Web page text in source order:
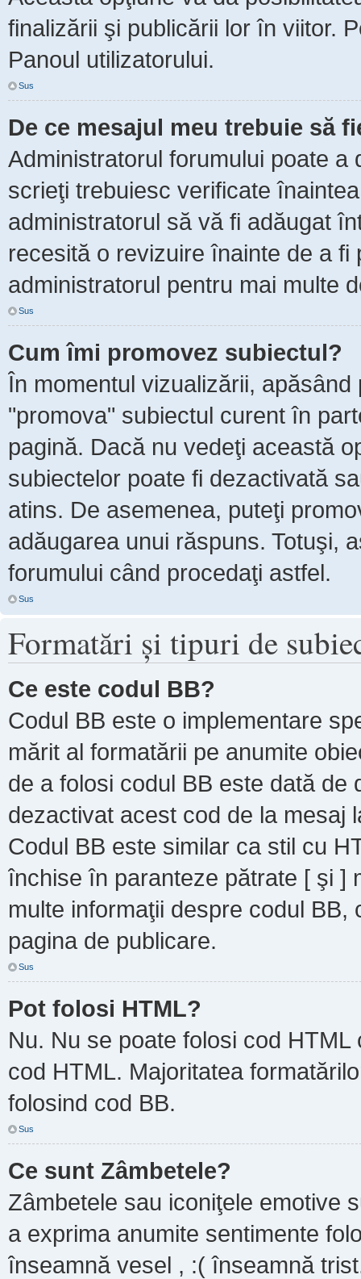
finalizării şi publicării lor în viitor.
Panoul utilizatorului.
Sus
De ce mesajul meu trebuie să
Administratorul forumului poate
scrieţi trebuiesc verificate
administratorul să vă fi adăugat
recesită o revizuire înainte de a
administratorul pentru mai multe
Sus
Cum îmi promovez subiectul?
În momentul vizualizării, apăsând
"promova" subiectul curent în
pagină. Dacă nu vedeţi această
subiectelor poate fi dezactivată
atins. De asemenea, puteţi
adăugarea unui răspuns. Totuşi,
forumului când procedaţi astfel.
Sus
Formatări şi tipuri de
Ce este codul BB?
Codul BB este o implementare
mărit al formatării pe anumite
de a folosi codul BB este dată de
dezactivat acest cod de la mesaj
Codul BB este similar ca stil cu
închise în paranteze pătrate [ şi ]
multe informaţii despre codul
pagina de publicare.
Sus
Pot folosi HTML?
Nu. Nu se poate folosi cod
cod HTML. Majoritatea
folosind cod BB.
Sus
Ce sunt Zâmbetele?
Zâmbetele sau iconiţele emotive
a exprima anumite sentimente
înseamnă vesel , :( înseamnă